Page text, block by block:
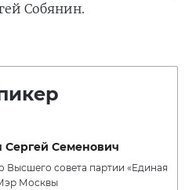
Собянин.
Сергей Семенович
Высшего совета партии «Единая
Москвы